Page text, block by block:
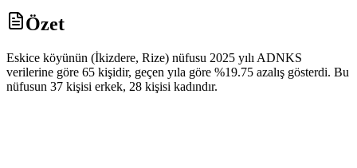
Özet
Eskice köyünün (İkizdere, Rize) nüfusu 2025 yılı ADNKS
verilerine göre 65 kişidir, geçen yıla göre %19.75 azalış gösterdi. Bu
nüfusun 37 kişisi erkek, 28 kişisi kadındır.